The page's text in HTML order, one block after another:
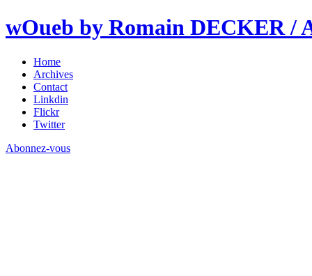
wOueb by Romain DECKER /
Home
Archives
Contact
Linkdin
Flickr
Twitter
Abonnez-vous